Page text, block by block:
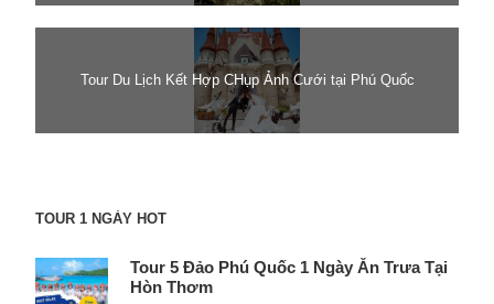
Tour Du Lịch Kết Hợp CHụp Ảnh Cưới tại Phú Quốc
TOUR 1 NGÀY HOT
Tour 5 Đảo Phú Quốc 1 Ngày Ăn Trưa Tại
Hòn Thơm